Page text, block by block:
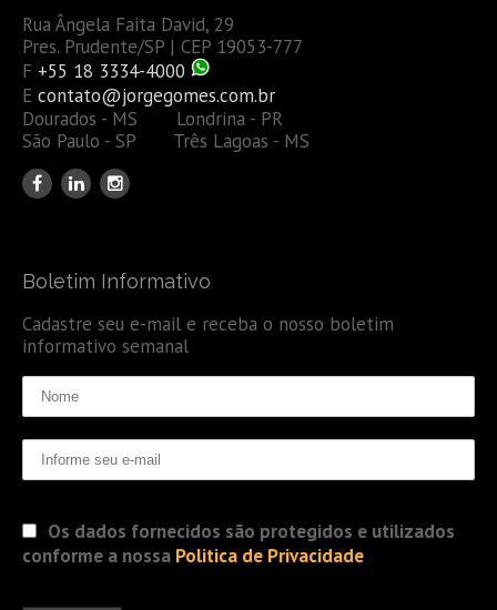
Rua Ângela Faita David, 29
Pres. Prudente/SP | CEP 19053-777
F +55 18 3334-4000
E contato@jorgegomes.com.br
Dourados - MS Londrina - PR
São Paulo - SP Três Lagoas - MS
Boletim Informativo
Cadastre seu e-mail e receba o nosso boletim
informativo semanal
Os dados fornecidos são protegidos e utilizados
conforme a nossa Politica de Privacidade